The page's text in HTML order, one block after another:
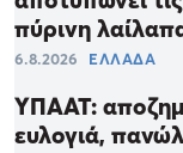
πύρινη
6.8.2026 ΕΛΛΑΔΑ
ΥΠΑΑΤ:
ευλογιά,